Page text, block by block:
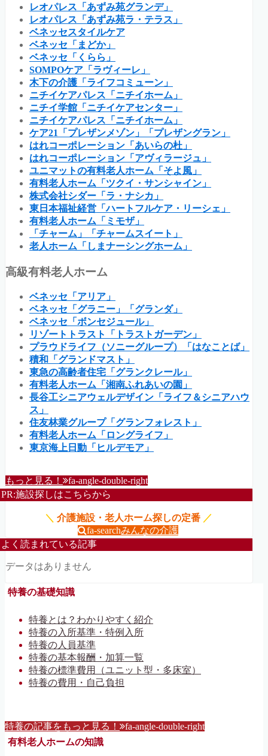
レオパレス「あずみ苑グランデ」
レオパレス「あずみ苑ラ・テラス」
ベネッセスタイルケア
ベネッセ「まどか」
ベネッセ「くらら」
SOMPOケア「ラヴィーレ」
木下の介護「ライフコミューン」
ニチイケアパレス「ニチイホーム」
ニチイ学館「ニチイケアセンター」
ニチイケアパレス「ニチイホーム」
ケア21「プレザンメゾン」「プレザングラン」
はれコーポレーション「あいらの杜」
はれコーポレーション「アヴィラージュ」
ユニマットの有料老人ホーム「そよ風」
有料老人ホーム「ツクイ・サンシャイン」
株式会社シダー「ラ・ナシカ」
東日本福祉経営「ハートフルケア・リーシェ」
有料老人ホーム「ミモザ」
「チャーム」「チャームスイート」
老人ホーム「しまナーシングホーム」
高級有料老人ホーム
ベネッセ「アリア」
ベネッセ「グラニー」「グランダ」
ベネッセ「ボンセジュール」
リゾートトラスト「トラストガーデン」
プラウドライフ（ソニーグループ）「はなことば」
積和「グランドマスト」
東急の高齢者住宅「グランクレール」
有料老人ホーム「湘南ふれあいの園」
長谷工シニアウェルデザイン「ライフ＆シニアハウ
ス」
住友林業グループ「グランフォレスト」
有料老人ホーム「ロングライフ」
東京海上日動「ヒルデモア」
もっと見る！ fa-angle-double-right
PR:施設探しはこちらから
＼ 介護施設・老人ホーム探しの定番 ／
fa-searchみんなの介護
よく読まれている記事
データはありません
特養の基礎知識
特養とは？わかりやすく紹介
特養の入所基準・特例入所
特養の人員基準
特養の基本報酬・加算一覧
特養の標準費用（ユニット型・多床室）
特養の費用・自己負担
特養の記事をもっと見る！ fa-angle-double-right
有料老人ホームの知識